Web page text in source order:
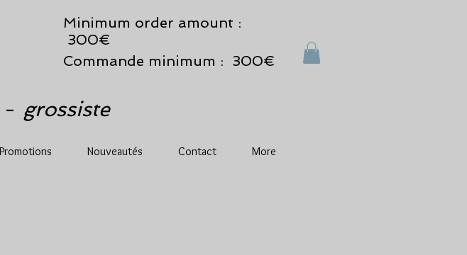
Minimum order amount :
300€
Commande minimum : 300€
- grossiste
Promotions Nouveautés Contact More